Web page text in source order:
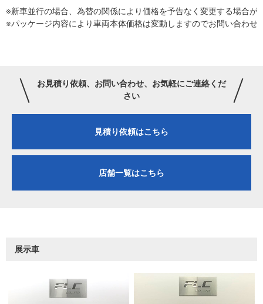
※新車並行の場合、為替の関係により価格を予告なく変更する場合が
※パッケージ内容により車両本体価格は変動しますのでお問い合わ
お見積り依頼、お問い合わせ、お気軽にご連絡くだ
さい
見積り依頼はこちら
店舗一覧はこちら
展示車